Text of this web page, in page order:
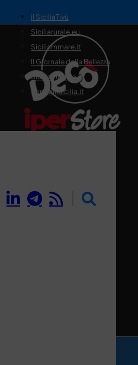
il SiciliaTivù
Siciliarurale.eu
Siciliammare.it
Il Giornale della Bellezza
Siciliamedica.it
Sanitainsicilia.it